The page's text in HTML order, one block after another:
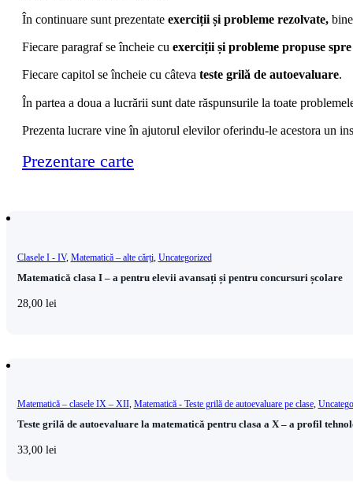
În continuare sunt prezentate exerciții și probleme rezolvate,
Fiecare paragraf se încheie cu exerciții și probleme propuse
Fiecare capitol se încheie cu câteva teste grilă de autoevaluare.
În partea a doua a lucrării sunt date răspunsurile la toate
Prezenta lucrare vine în ajutorul elevilor oferindu-le acestora un
Prezentare carte
Clasele I - IV, Matematică – alte cărți, Uncategorized
Matematică clasa I – a pentru elevii avansați și pentru concursuri școlare
28,00 lei
Matematică – clasele IX – XII, Matematică - Teste grilă de autoevaluare pe clase,
Teste grilă de autoevaluare la matematică pentru clasa a X – a profil
33,00 lei